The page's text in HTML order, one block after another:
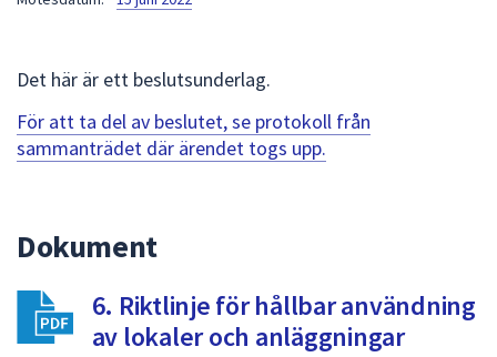
för
att
navigera
för
att
Det här är ett beslutsunderlag.
För att ta del av beslutet, se protokoll från
sammanträdet där ärendet togs upp.
Dokument
6. Riktlinje för hållbar användning
av lokaler och anläggningar